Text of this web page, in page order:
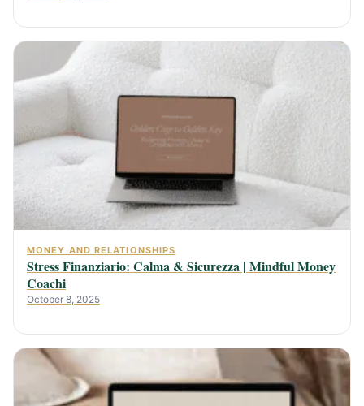
MONEY AND RELATIONSHIPS
Stress Finanziario: Calma & Sicurezza | Mindful Money
Coachi
October 8, 2025